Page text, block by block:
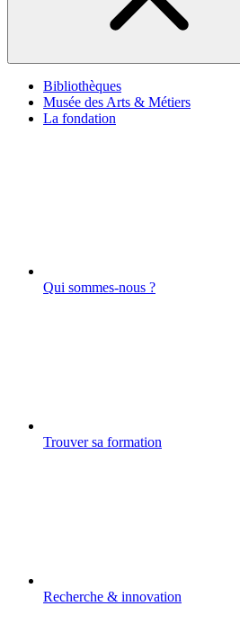
Bibliothèques
Musée des Arts & Métiers
La fondation
Qui sommes-nous ?
Trouver sa formation
Recherche & innovation